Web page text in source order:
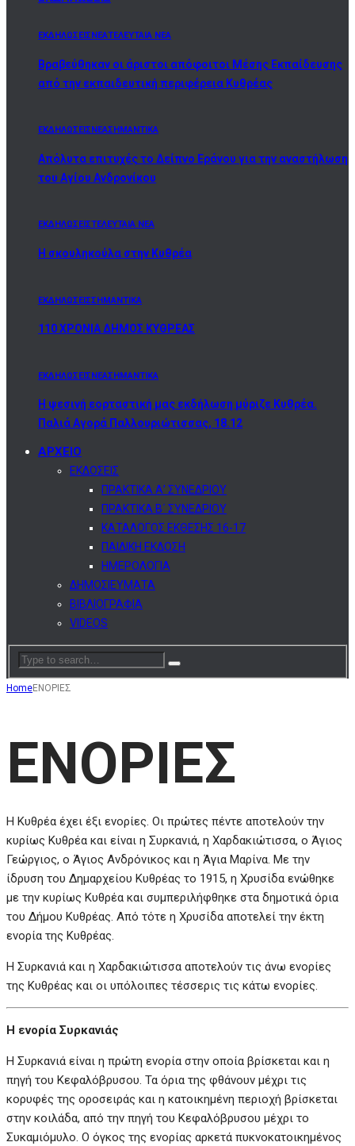
ΕΚΔΗΛΩΣΕΙΣΝΕΑΤΕΛΕΥΤΑΙΑ ΝΕΑ
Βραβεύθηκαν οι άριστοι απόφοιτοι Μέσης Εκπαίδευσης
από την εκπαιδευτική περιφέρεια Κυθρέας
ΕΚΔΗΛΩΣΕΙΣ ΝΕΑΣΗΜΑΝΤΙΚΑ
Απόλυτα επιτυχές το Δείπνο Εράνου για την αναστήλωση
του Αγίου Ανδρονίκου
ΕΚΔΗΛΩΣΕΙΣΤΕΛΕΥΤΑΙΑ ΝΕΑ
Η σκουληκούλα στην Κυθρέα
ΕΚΔΗΛΩΣΕΙΣΣΗΜΑΝΤΙΚΑ
110 ΧΡΟΝΙΑ ΔΗΜΟΣ ΚΥΘΡΕΑΣ
ΕΚΔΗΛΩΣΕΙΣΝΕΑΣΗΜΑΝΤΙΚΑ
Η ψεσινή εορταστική μας εκδήλωση μύριζε Κυθρέα.
Παλιά Αγορά Παλλουριώτισσας, 18.12
ΑΡΧΕΙΟ
ΕΚΔΟΣΕΙΣ
ΠΡΑΚΤΙΚΑ Α’ ΣΥΝΕΔΡΙΟΥ
ΠΡΑΚΤΙΚΑ Β΄ ΣΥΝΕΔΡΙΟΥ
ΚΑΤΑΛΟΓΟΣ ΕΚΘΕΣΗΣ 16-17
ΠΑΙΔΙΚΗ ΕΚΔΟΣΗ
ΗΜΕΡΟΛΟΓΙΑ
ΔΗΜΟΣΙΕΥΜΑΤΑ
ΒΙΒΛΙΟΓΡΑΦΙΑ
VIDEOS
HomeΕΝΟΡΙΕΣ
ΕΝΟΡΙΕΣ
Η Κυθρέα έχει έξι ενορίες. Οι πρώτες πέντε αποτελούν την
κυρίως Κυθρέα και είναι η Συρκανιά, η Χαρδακιώτισσα, ο Άγιος
Γεώργιος, ο Άγιος Ανδρόνικος και η Άγια Μαρίνα. Με την
ίδρυση του Δημαρχείου Κυθρέας το 1915, η Χρυσίδα ενώθηκε
με την κυρίως Κυθρέα και συμπεριλήφθηκε στα δημοτικά όρια
του Δήμου Κυθρέας. Από τότε η Χρυσίδα αποτελεί την έκτη
ενορία της Κυθρέας.
Η Συρκανιά και η Χαρδακιώτισσα αποτελούν τις άνω ενορίες
της Κυθρέας και οι υπόλοιπες τέσσερις τις κάτω ενορίες.
Η ενορία Συρκανιάς
Η Συρκανιά είναι η πρώτη ενορία στην οποία βρίσκεται και η
πηγή του Κεφαλόβρυσου. Τα όρια της φθάνουν μέχρι τις
κορυφές της οροσειράς και η κατοικημένη περιοχή βρίσκεται
στην κοιλάδα, από την πηγή του Κεφαλόβρυσου μέχρι το
Συκαμιόμυλο. Ο όγκος της ενορίας αρκετά πυκνοκατοικημένος